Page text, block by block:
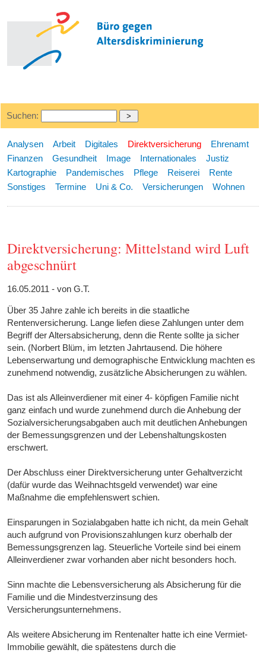
Suchen:
Analysen Arbeit Digitales Direktversicherung
Ehrenamt
Finanzen
Gesundheit Image Internationales
Justiz
Kartographie
Pandemisches Pflege Reiserei
Rente
Sonstiges
Termine Uni & Co. Versicherungen Wohnen
Direktversicherung: Mittelstand wird Luft
abgeschnürt
16.05.2011 - von G.T.
Über 35 Jahre zahle ich bereits in die staatliche
Rentenversicherung. Lange liefen diese Zahlungen unter dem
Begriff der Altersabsicherung, denn die Rente sollte ja sicher
sein. (Norbert Blüm, im letzten Jahrtausend. Die höhere
Lebenserwartung und demographische Entwicklung machten es
zunehmend notwendig, zusätzliche Absicherungen zu wählen.
Das ist als Alleinverdiener mit einer 4- köpfigen Familie nicht
ganz einfach und wurde zunehmend durch die Anhebung der
Sozialversicherungsabgaben auch mit deutlichen Anhebungen
der Bemessungsgrenzen und der Lebenshaltungskosten
erschwert.
Der Abschluss einer Direktversicherung unter Gehaltverzicht
(dafür wurde das Weihnachtsgeld verwendet) war eine
Maßnahme die empfehlenswert schien.
Einsparungen in Sozialabgaben hatte ich nicht, da mein Gehalt
auch aufgrund von Provisionszahlungen kurz oberhalb der
Bemessungsgrenzen lag. Steuerliche Vorteile sind bei einem
Alleinverdiener zwar vorhanden aber nicht besonders hoch.
Sinn machte die Lebensversicherung als Absicherung für die
Familie und die Mindestverzinsung des
Versicherungsunternehmens.
Als weitere Absicherung im Rentenalter hatte ich eine Vermiet-
Immobilie gewählt, die spätestens durch die